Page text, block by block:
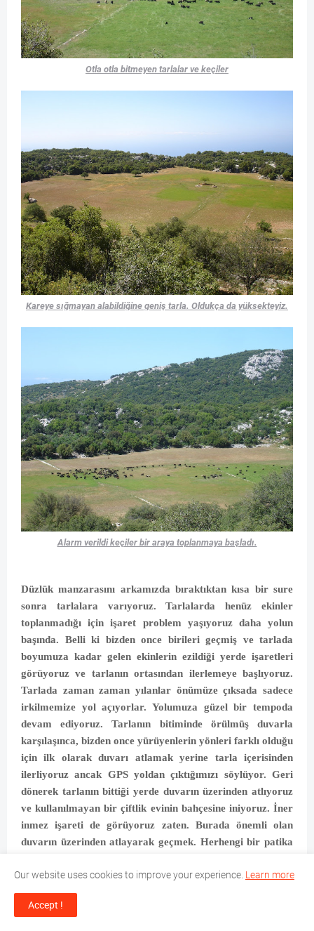
Otla otla bitmeyen tarlalar ve keçiler
Kareye sığmayan alabildiğine geniş tarla. Oldukça da yüksekteyiz.
Alarm verildi keçiler bir araya toplanmaya başladı.
Düzlük manzarasını arkamızda bıraktıktan kısa bir sure
sonra tarlalara varıyoruz. Tarlalarda henüz ekinler
toplanmadığı için işaret problem yaşıyoruz daha yolun
başında. Belli ki bizden once birileri geçmiş ve tarlada
boyumuza kadar gelen ekinlerin ezildiği yerde işaretleri
görüyoruz ve tarlanın ortasından ilerlemeye başlıyoruz.
Tarlada zaman zaman yılanlar önümüze çıksada sadece
irkilmemize yol açıyorlar. Yolumuza güzel bir tempoda
devam ediyoruz. Tarlanın bitiminde örülmüş duvarla
karşılaşınca, bizden once yürüyenlerin yönleri farklı olduğu
için ilk olarak duvarı atlamak yerine tarla içerisinden
ilerliyoruz ancak GPS yoldan çıktığımızı söylüyor. Geri
dönerek tarlanın bittiği yerde duvarın üzerinden atlıyoruz
ve kullanılmayan bir çiftlik evinin bahçesine iniyoruz. İner
inmez işareti de görüyoruz zaten. Burada önemli olan
duvarın üzerinden atlayarak geçmek. Herhengi bir patika
giriyoruz. Bu sefer tarlanın kenarından, sonnlara doğru da
ortasından ilerliyoruz. Burada işaret problemi olabiliyor
Our website uses cookies to improve your experience. Learn more
Accept !